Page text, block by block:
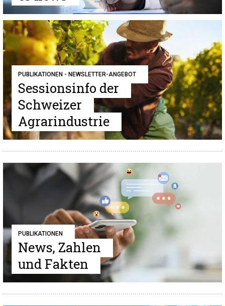
PUBLIKATIONEN - NEWSLETTER-ANGEBOT
Sessionsinfo der
Schweizer
Agrarindustrie
PUBLIKATIONEN
News, Zahlen
und Fakten